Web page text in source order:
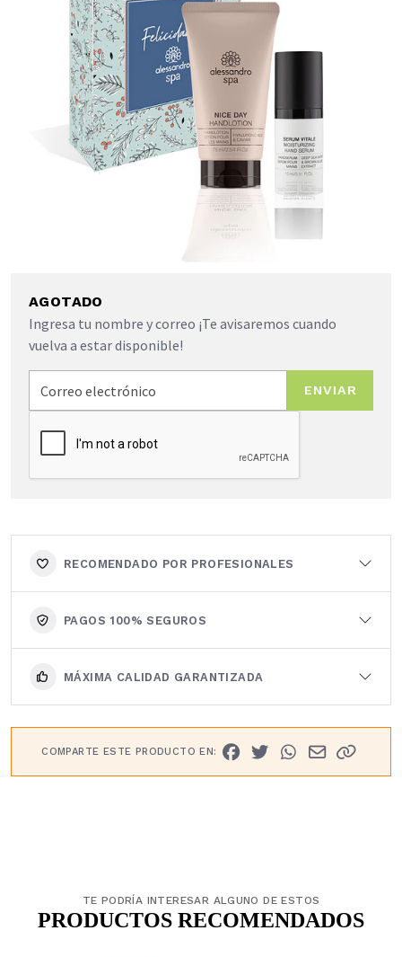
AGOTADO
Ingresa tu nombre y correo ¡Te avisaremos cuando
vuelva a estar disponible!
ENVIAR
RECOMENDADO POR PROFESIONALES
PAGOS 100% SEGUROS
MÁXIMA CALIDAD GARANTIZADA
COMPARTE ESTE PRODUCTO EN:
TE PODRÍA INTERESAR ALGUNO DE ESTOS
PRODUCTOS RECOMENDADOS